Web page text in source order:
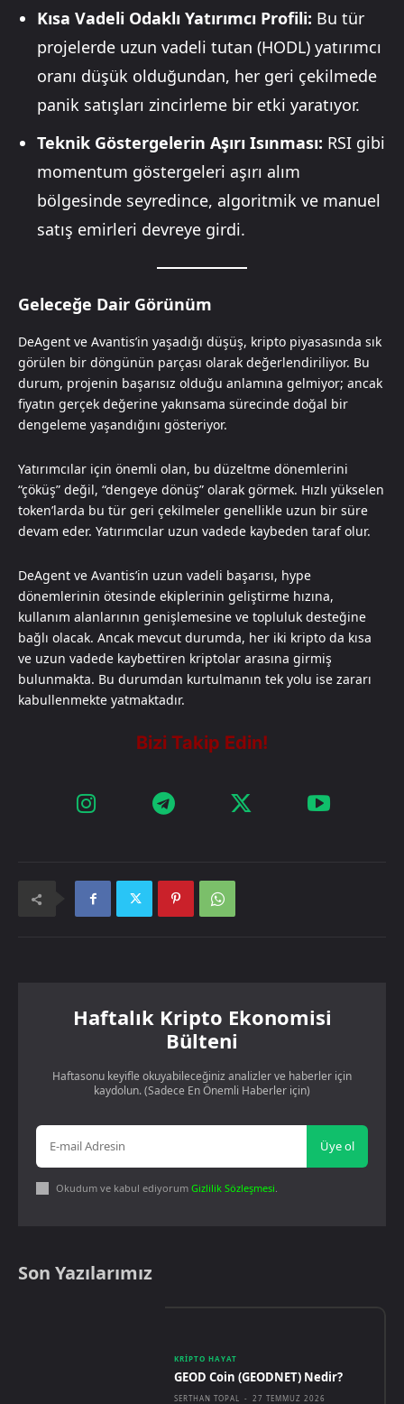
Kısa Vadeli Odaklı Yatırımcı Profili: Bu tür
projelerde uzun vadeli tutan (HODL) yatırımcı
oranı düşük olduğundan, her geri çekilmede
panik satışları zincirleme bir etki yaratıyor.
Teknik Göstergelerin Aşırı Isınması: RSI gibi
momentum göstergeleri aşırı alım
bölgesinde seyredince, algoritmik ve manuel
satış emirleri devreye girdi.
Geleceğe Dair Görünüm
DeAgent ve Avantis’in yaşadığı düşüş, kripto piyasasında sık
görülen bir döngünün parçası olarak değerlendiriliyor. Bu
durum, projenin başarısız olduğu anlamına gelmiyor; ancak
fiyatın gerçek değerine yakınsama sürecinde doğal bir
dengeleme yaşandığını gösteriyor.
Yatırımcılar için önemli olan, bu düzeltme dönemlerini
“çöküş” değil, “dengeye dönüş” olarak görmek. Hızlı yükselen
token’larda bu tür geri çekilmeler genellikle uzun bir süre
devam eder. Yatırımcılar uzun vadede kaybeden taraf olur.
DeAgent ve Avantis’in uzun vadeli başarısı, hype
dönemlerinin ötesinde ekiplerinin geliştirme hızına,
kullanım alanlarının genişlemesine ve topluluk desteğine
bağlı olacak. Ancak mevcut durumda, her iki kripto da kısa
ve uzun vadede kaybettiren kriptolar arasına girmiş
bulunmakta. Bu durumdan kurtulmanın tek yolu ise zararı
kabullenmekte yatmaktadır.
Haftalık Kripto Ekonomisi
Bülteni
Haftasonu keyifle okuyabileceğiniz analizler ve haberler için
kaydolun. (Sadece En Önemli Haberler için)
Üye ol
Okudum ve kabul ediyorum Gizlilik Sözleşmesi.
Son Yazılarımız
KRIPTO HAYAT
GEOD Coin (GEODNET) Nedir?
SERTHAN TOPAL - 27 TEMMUZ 2026